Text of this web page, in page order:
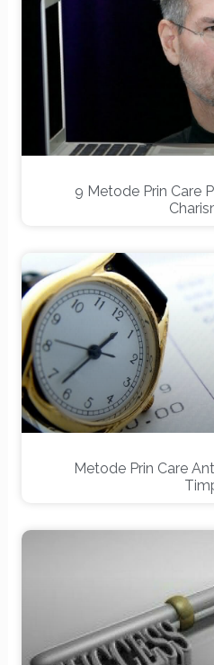
9 Metode Prin Care
Metode Prin Care